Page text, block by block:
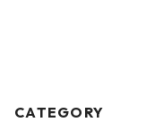
CATEGORY